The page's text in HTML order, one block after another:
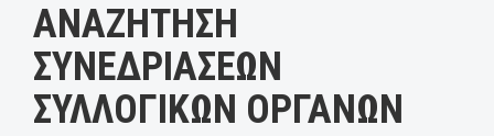
ΑΝΑΖΗΤΗΣΗ
ΣΥΝΕΔΡΙΑΣΕΩΝ
ΣΥΛΛΟΓΙΚΩΝ ΟΡΓΑΝΩΝ